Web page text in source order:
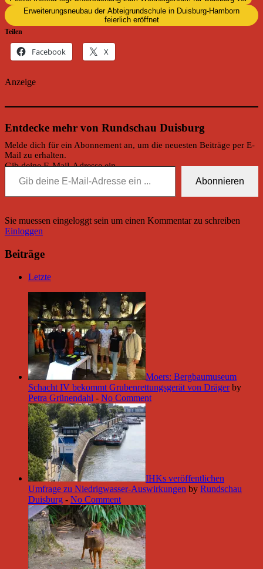
Erweiterungsneubau der Abteigrundschule in Duisburg-Hamborn
feierlich eröffnet
Teilen
Facebook X
Anzeige
Entdecke mehr von Rundschau Duisburg
Melde dich für ein Abonnement an, um die neuesten Beiträge per E-
Mail zu erhalten.
Gib deine E-Mail-Adresse ein ...
Abonnieren
Sie muessen eingeloggt sein um einen Kommentar zu schreiben
Einloggen
Beiträge
Letzte
Moers: Bergbaumuseum
Schacht IV bekommt Grubenrettungsgerät von Dräger by
Petra Grünendahl - No Comment
IHKs veröffentlichen
Umfrage zu Niedrigwasser-Auswirkungen by Rundschau
Duisburg - No Comment